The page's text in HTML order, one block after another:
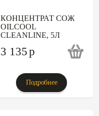
КОНЦЕНТРАТ СОЖ
OILCOOL
CLEANLINE, 5Л
3 135p
Подробнее